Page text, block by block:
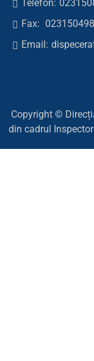
Telefon:
Fax:
Email:
Copyright ©
din cadrul